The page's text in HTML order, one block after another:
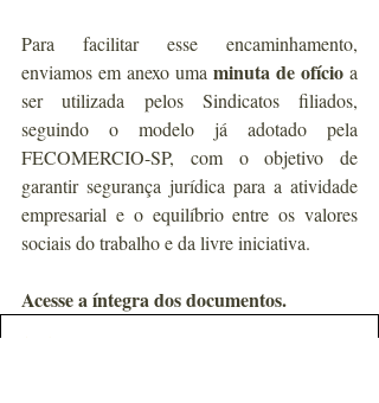
Para facilitar esse encaminhamento,
enviamos em anexo uma minuta de ofício a
ser utilizada pelos Sindicatos filiados,
seguindo o modelo já adotado pela
FECOMERCIO-SP, com o objetivo de
garantir segurança jurídica para a atividade
empresarial e o equilíbrio entre os valores
sociais do trabalho e da livre iniciativa.
Acesse a íntegra dos documentos.